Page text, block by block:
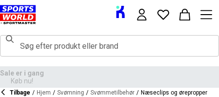
Tilbage / Hjem / Svømning / Svømmetilbehør / Næseclips og ørepropper